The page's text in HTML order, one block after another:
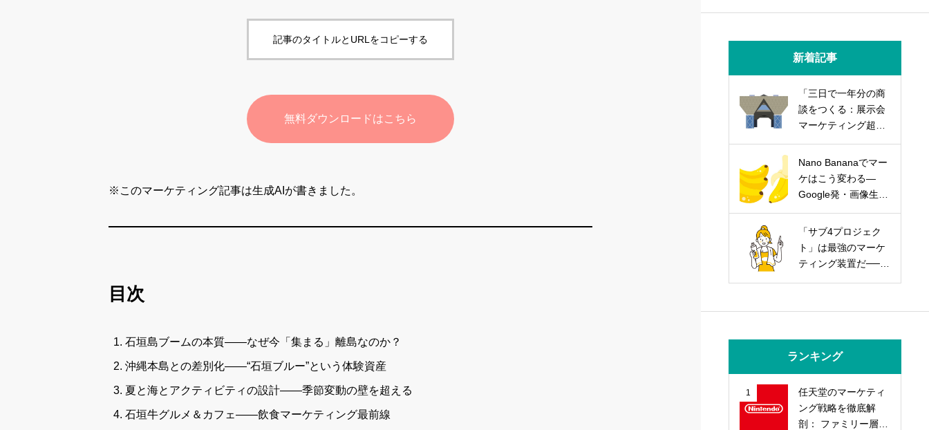
新着記事
「三日で一年分の商
談をつくる：展示会
マーケティング超実
Nano Bananaでマー
ケはこう変わる―
Google発・画像生成
戦略
「サブ4プロジェク
ト」は最強のマーケ
ティング装置だ──走
ランキング
1
任天堂のマーケティ
ング戦略を徹底解
剖： ファミリー層の
記事のタイトルとURLをコピーする
無料ダウンロードはこちら
※このマーケティング記事は生成AIが書きました。
目次
石垣島ブームの本質――なぜ今「集まる」離島なのか？
沖縄本島との差別化――“石垣ブルー”という体験資産
夏と海とアクティビティの設計――季節変動の壁を超える
石垣牛グルメ＆カフェ――飲食マーケティング最前線